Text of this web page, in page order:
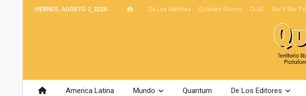
VIERNES, AGOSTO 7, 2026 De Los Editores Quiénes Somos CLAE Sur Y Sur TV
America Latina Mundo Quantum De Los Editores